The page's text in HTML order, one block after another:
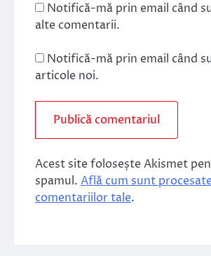
Notifică-mă prin email când
alte comentarii.
Notifică-mă prin email când
articole noi.
Acest site folosește Akismet
spamul. Află cum sunt
comentariilor tale.